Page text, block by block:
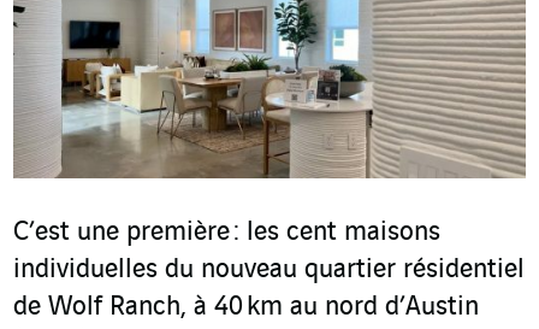
C’est une première : les cent maisons
individuelles du nouveau quartier résidentiel
de Wolf Ranch, à 40 km au nord d’Austin